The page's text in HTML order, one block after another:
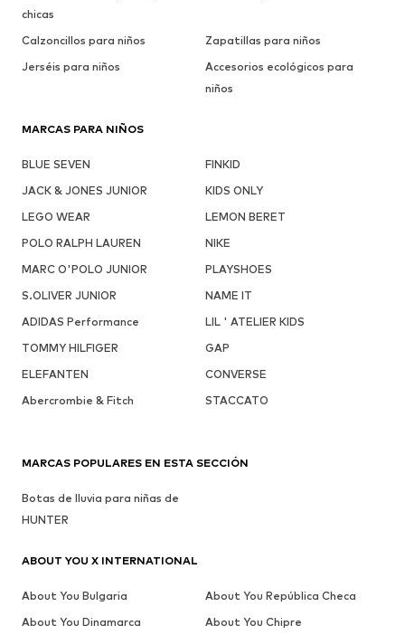
chicas
Calzoncillos para niños
Zapatillas para niños
Jerséis para niños
Accesorios ecológicos para
niños
MARCAS PARA NIÑOS
BLUE SEVEN
FINKID
JACK & JONES JUNIOR
KIDS ONLY
LEGO WEAR
LEMON BERET
POLO RALPH LAUREN
NIKE
MARC O'POLO JUNIOR
PLAYSHOES
S.OLIVER JUNIOR
NAME IT
ADIDAS Performance
LIL ' ATELIER KIDS
TOMMY HILFIGER
GAP
ELEFANTEN
CONVERSE
Abercrombie & Fitch
STACCATO
MARCAS POPULARES EN ESTA SECCIÓN
Botas de lluvia para niñas de
HUNTER
ABOUT YOU X INTERNATIONAL
About You Bulgaria
About You República Checa
About You Dinamarca
About You Chipre